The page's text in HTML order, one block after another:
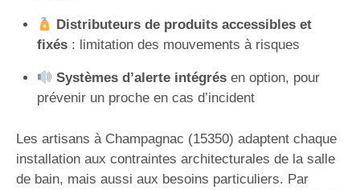
Distributeurs de produits accessibles et
fixés: limitation des mouvements à risques
Systèmes d’alerte intégrésen option, pour
prévenir un proche en cas d’incident
Les artisans à Champagnac (15350) adaptent chaque
installation aux contraintes architecturales de la salle
de bain, mais aussi aux besoins particuliers. Par